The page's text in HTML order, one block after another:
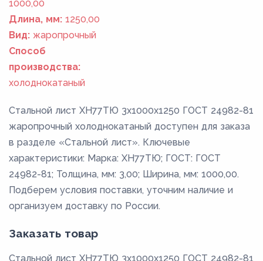
1000,00
Длина, мм: 1250,00
Вид: жаропрочный
Способ
производства:
холоднокатаный
Стальной лист ХН77ТЮ 3x1000x1250 ГОСТ 24982-81
жаропрочный холоднокатаный доступен для заказа
в разделе «Стальной лист». Ключевые
характеристики: Марка: ХН77ТЮ; ГОСТ: ГОСТ
24982-81; Толщина, мм: 3,00; Ширина, мм: 1000,00.
Подберем условия поставки, уточним наличие и
организуем доставку по России.
Заказать товар
Стальной лист ХН77ТЮ 3x1000x1250 ГОСТ 24982-81